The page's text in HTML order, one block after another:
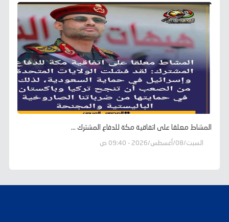
المشاط معلقا على اتفاقية مكة للدفاع المشترك ...
السبت/08/أغسطس/2026 - 09:40 ص